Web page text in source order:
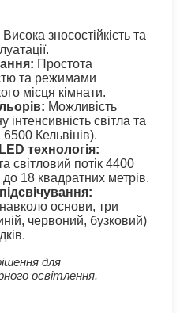
Висока зносостійкість та
Простота
та режимами
місця кімнати.
Можливість
інтенсивність світла та
Кельвінів).
технологія:
світловий потік 4400
18 квадратних метрів.
основи, три
червоний, бузковий)
для
освітлення.